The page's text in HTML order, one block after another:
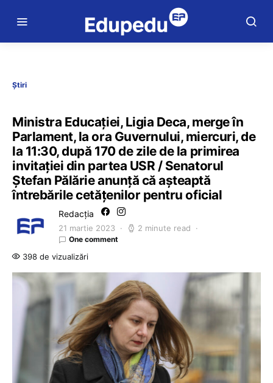
Știri
Ministra Educației, Ligia Deca, merge în
Parlament, la ora Guvernului, miercuri, de
la 11:30, după 170 de zile de la primirea
invitației din partea USR / Senatorul
Ștefan Pălărie anunță că așteaptă
întrebările cetățenilor pentru oficial
Redacția
21 martie 2023 2 minute read
One comment
398 de vizualizări